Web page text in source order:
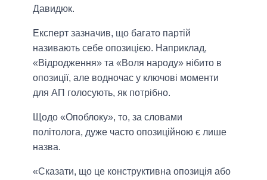
Давидюк.
Експерт зазначив, що багато партій
називають себе опозицією. Наприклад,
«Відродження» та «Воля народу» нібито в
опозиції, але водночас у ключові моменти
для АП голосують, як потрібно.
Щодо «Опоблоку», то, за словами
політолога, дуже часто опозиційною є лише
назва.
«Сказати, що це конструктивна опозиція або